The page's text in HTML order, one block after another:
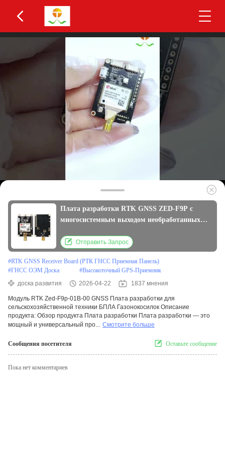
Плата разработки RTK GNSS ZED-F9P с
многосистемным выходом необработанных
температур от -40°C до 85°C
Отправить Запрос
#RTK GNSS Receiver Board (РТК ГНСС Приемная Панель)
#ГНСС ОЭМ Доска #Высокоточный GPS-Приемник
доска развития
2026-04-22 1837 мнения
Модуль RTK Zed-F9p-01B-00 GNSS Плата разработки для
сельскохозяйственной техники БПЛА Газонокосилок Описание
продукта: Обзор продукта Плата разработки Плата разработки — это
мощный и универсальный про... Смотрите больше
Сообщения посетителя Оставьте сообщение
Пока нет комментариев